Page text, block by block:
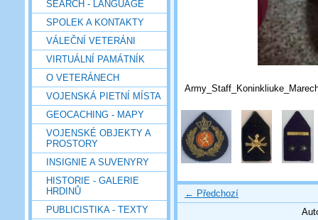
SEARCH - LANGUAGE
SPOLEK A KONTAKTY
VÁLEČNÍ VETERÁNI
VIRTUÁLNÍ PAMÁTNÍK
O VETERÁNECH
VOJENSKÁ PIETNÍ MÍSTA
GEOCACHING - MAPY
VOJENSKÉ OBJEKTY A
PROSTORY
INSIGNIE A SUVENYRY
HISTORIE - GALERIE
HRDINŮ
PUBLICISTIKA - TEXTY
← Předchozí